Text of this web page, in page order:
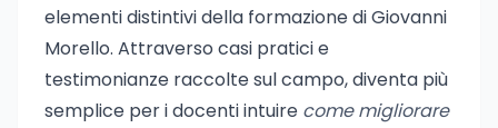
elementi distintivi della formazione di Giovanni
Morello. Attraverso casi pratici e
testimonianze raccolte sul campo, diventa più
semplice per i docenti intuire come migliorare